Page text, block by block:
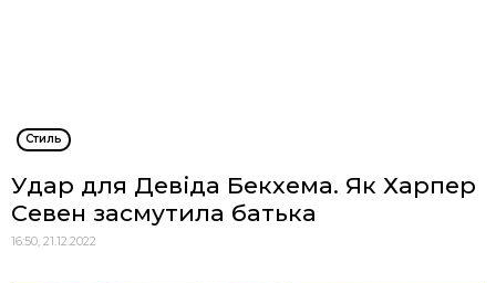
Стиль
Удар для Девіда Бекхема. Як Харпер
Севен засмутила батька
16:50, 21.12.2022